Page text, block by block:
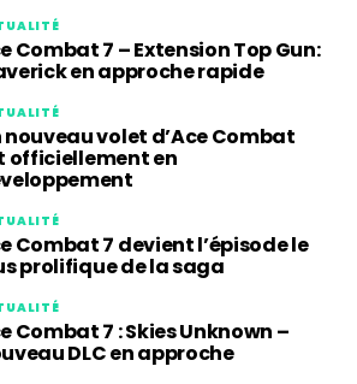
Combat 7 – Extension Top Gun:
en approche rapide
nouveau volet d’Ace Combat
officiellement en
Combat 7 devient l’épisode le
prolifique de la saga
Combat 7 : Skies Unknown –
DLC en approche